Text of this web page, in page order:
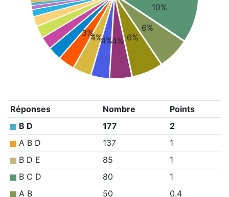
10%
6%
6%
4%
4%
4%
3%
Réponses Nombre
Points
B D
177
2
A B D
137
1
B D E
85
1
B C D
80
1
A B
50
0.4